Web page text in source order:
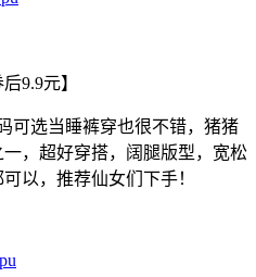
9.9元】
可选当睡裤穿也很不错，猪猪
，超好穿搭，阔腿版型，宽松
以，推荐仙女们下手！